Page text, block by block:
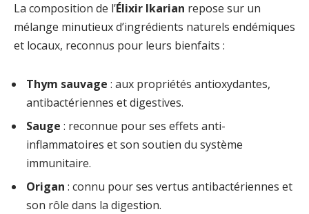
La composition de l’Élixir Ikarian repose sur un
mélange minutieux d’ingrédients naturels endémiques
et locaux, reconnus pour leurs bienfaits :
Thym sauvage : aux propriétés antioxydantes,
antibactériennes et digestives.
Sauge : reconnue pour ses effets anti-
inflammatoires et son soutien du système
immunitaire.
Origan : connu pour ses vertus antibactériennes et
son rôle dans la digestion.